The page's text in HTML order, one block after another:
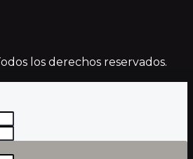
los derechos reservados.